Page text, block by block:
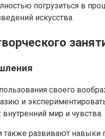
погрузиться в
искусства.
своего
и
мир и чувства.
развивают навыки